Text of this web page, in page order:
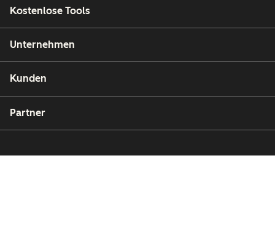
Kostenlose Tools
Unternehmen
Kunden
Partner